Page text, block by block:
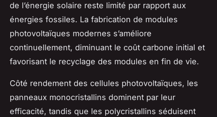
de l’énergie solaire reste limité par rapport aux
énergies fossiles. La fabrication de modules
photovoltaïques modernes s’améliore
continuellement, diminuant le coût carbone initial et
favorisant le recyclage des modules en fin de vie.
Côté rendement des cellules photovoltaïques, les
panneaux monocristallins dominent par leur
efficacité, tandis que les polycristallins séduisent